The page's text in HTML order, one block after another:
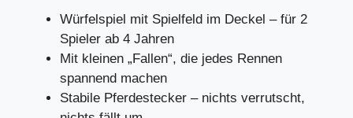
Würfelspiel mit Spielfeld im Deckel – für 2
Spieler ab 4 Jahren
Mit kleinen „Fallen“, die jedes Rennen
spannend machen
Stabile Pferdestecker – nichts verrutscht,